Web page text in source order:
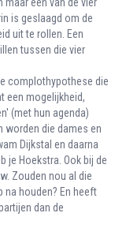
één van de vier
is geslaagd om de
uit te rollen. Een
tussen die vier
complothypothese die
een mogelijkheid,
(met hun agenda)
worden die dames en
Dijkstal en daarna
je Hoekstra. Ook bij de
Zouden nou al die
na houden? En heeft
dan de